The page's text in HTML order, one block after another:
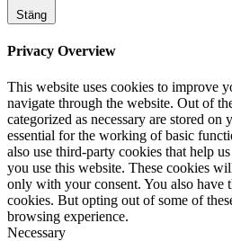
Stäng
Privacy Overview
This website uses cookies to improve
navigate through the website. Out of
categorized as necessary are stored on
essential for the working of basic
also use third-party cookies that help
you use this website. These cookies
only with your consent. You also have
cookies. But opting out of some of
browsing experience.
Necessary